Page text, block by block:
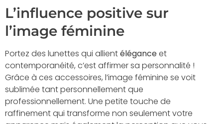
L’influence positive sur
l’image féminine
Portez des lunettes qui allientéléganceet
contemporanéité, c’est affirmer sa personnalité !
Grâce à ces accessoires, l’image féminine se voit
sublimée tant personnellement que
professionnellement. Une petite touche de
raffinement qui transforme non seulement votre